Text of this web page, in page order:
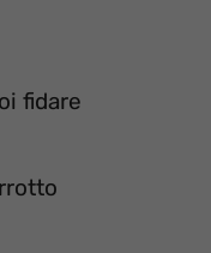
fidare